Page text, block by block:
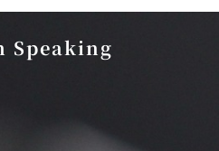
$699
Speaking